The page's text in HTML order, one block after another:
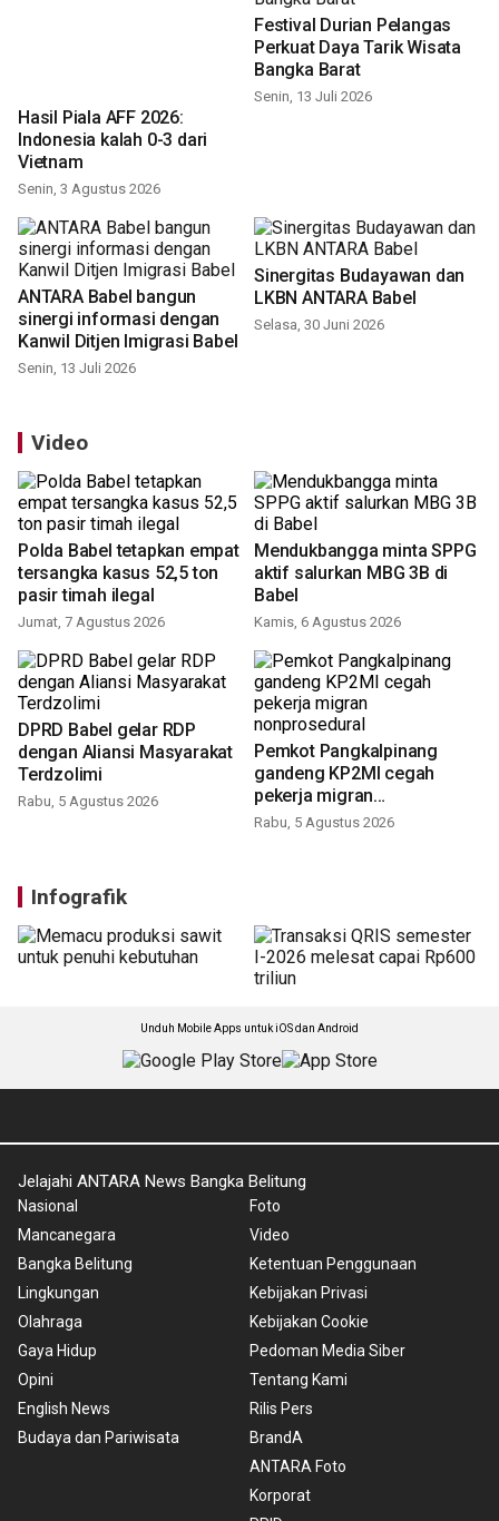
Hasil Piala AFF 2026:
Indonesia kalah 0-3 dari
Vietnam
Senin, 3 Agustus 2026
Festival Durian Pelangas
Perkuat Daya Tarik Wisata
Bangka Barat
Senin, 13 Juli 2026
ANTARA Babel bangun
sinergi informasi dengan
Kanwil Ditjen Imigrasi Babel
Senin, 13 Juli 2026
Sinergitas Budayawan dan
LKBN ANTARA Babel
Selasa, 30 Juni 2026
Video
Polda Babel tetapkan empat
tersangka kasus 52,5 ton
pasir timah ilegal
Jumat, 7 Agustus 2026
Mendukbangga minta SPPG
aktif salurkan MBG 3B di
Babel
Kamis, 6 Agustus 2026
DPRD Babel gelar RDP
dengan Aliansi Masyarakat
Terdzolimi
Rabu, 5 Agustus 2026
Pemkot Pangkalpinang
gandeng KP2MI cegah
pekerja migran
nonprosedural
Rabu, 5 Agustus 2026
Infografik
Unduh Mobile Apps untuk iOS dan Android
Jelajahi ANTARA News Bangka Belitung
Nasional
Mancanegara
Bangka Belitung
Lingkungan
Olahraga
Gaya Hidup
Opini
English News
Budaya dan Pariwisata
Foto
Video
Ketentuan Penggunaan
Kebijakan Privasi
Kebijakan Cookie
Pedoman Media Siber
Tentang Kami
Rilis Pers
BrandA
ANTARA Foto
Korporat